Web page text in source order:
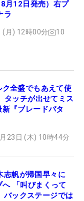
月12日発売）右プ
ラ
(月) 12時00分 10
ク全盛でもあえて使
タッチが出せてミス
新『ブレードパタ
23日 (木) 10時44分
志帆が帰国早々に
「叫びまくって
バックステージでは